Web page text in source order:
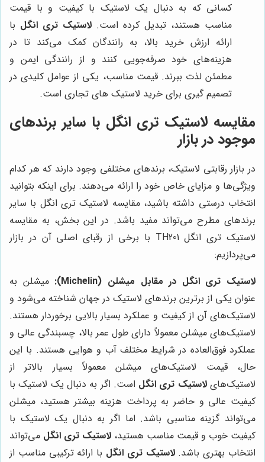
کسانی که به دنبال یک لاستیک با کیفیت و با قیمت
مناسب هستند، تبدیل کرده است. لاستیک تری انگل با
ارائه ارزش خرید بالا، به رانندگان کمک می‌کند تا در
هزینه‌های خود صرفه‌جویی کنند و از رانندگی ایمن و
مطمئن لذت ببرند. قیمت مناسب، یکی از عوامل کلیدی در
تصمیم گیری برای خرید لاستیک های تجاری است.
مقایسه لاستیک تری انگل با سایر برندهای
موجود در بازار
در بازار رقابتی لاستیک، برندهای مختلفی وجود دارند که هر کدام
ویژگی‌ها و مزایای خاص خود را ارائه می‌دهند. برای اینکه بتوانید
انتخاب درستی داشته باشید، مقایسه لاستیک تری انگل با سایر
برندهای مطرح می‌تواند مفید باشد. در این بخش، به مقایسه
لاستیک تری انگل TH201 با برخی از رقبای اصلی آن در بازار
می‌پردازیم:
لاستیک تری انگل در مقابل میشلن (Michelin):
میشلن به
عنوان یکی از برترین برندهای لاستیک در جهان شناخته می‌شود و
لاستیک‌های آن از کیفیت و عملکرد بسیار بالایی برخوردار هستند.
لاستیک‌های میشلن معمولاً دارای طول عمر بالا، چسبندگی عالی و
عملکرد فوق‌العاده در شرایط مختلف آب و هوایی هستند. با این
حال، قیمت لاستیک‌های میشلن معمولاً بسیار بالاتر از
لاستیک‌هایلاستیک تری انگل است. اگر به دنبال یک لاستیک با
کیفیت عالی و حاضر به پرداخت هزینه بیشتر هستید، میشلن
می‌تواند گزینه مناسبی باشد. اما اگر به دنبال یک لاستیک با
کیفیت خوب و قیمت مناسب هستید، لاستیک تری انگل می‌تواند
انتخاب بهتری باشد.لاستیک تری انگل با ارائه ترکیبی مناسب از